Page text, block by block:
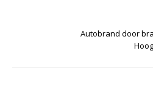
Autobrand door